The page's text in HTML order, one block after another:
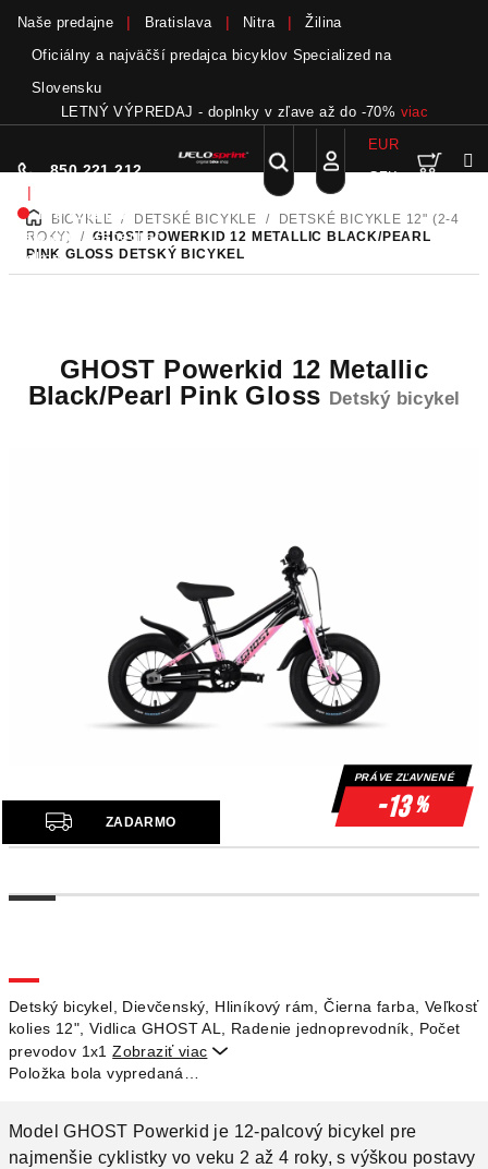
obsah
Naše predajne Bratislava Nitra
Žilina
Oficiálny a najväčší predajca bicyklov Specialized na
Slovensku
LETNÝ VÝPREDAJ - doplnky v zľave až do -70% viac
850 221 212
|
Nie sme pri
telefóne. Zanechať
odkaz
Hľadať
Prihlásenie
EUR
CZK
DOMOVBICYKLE / DETSKÉ BICYKLE /
DETSKÉ BICYKLE 12" (2-4
ROKY)
/ GHOST POWERKID 12 METALLIC BLACK/PEARL
PINK GLOSS DETSKÝ BICYKEL
Detský bicykel, Dievčenský, Hliníkový rám, Čierna farba, Veľkosť
kolies 12", Vidlica GHOST AL, Radenie jednoprevodník, Počet
prevodov 1x1Zobraziť viac 
Položka bola vypredaná…
GHOST Powerkid 12 Metallic
Black/Pearl Pink Gloss Detský bicykel
Z
A
A
ZADARMO
PRÁVE ZĽAVNENÉ
-13%
Model GHOST Powerkid je 12-palcový bicykel pre
najmenšie cyklistky vo veku 2 až 4 roky, s výškou postavy